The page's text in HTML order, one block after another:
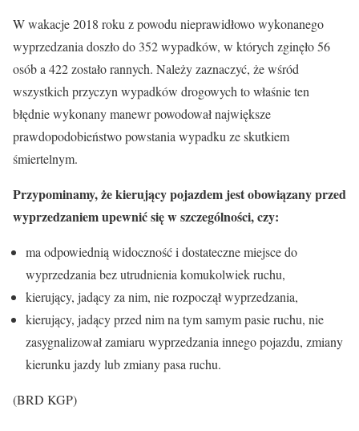
W wakacje 2018 roku z powodu nieprawidłowo wykonanego
wyprzedzania doszło do 352 wypadków, w których zginęło 56
osób a 422 zostało rannych. Należy zaznaczyć, że wśród
wszystkich przyczyn wypadków drogowych to właśnie ten
błędnie wykonany manewr powodował największe
prawdopodobieństwo powstania wypadku ze skutkiem
śmiertelnym.
Przypominamy, że kierujący pojazdem jest obowiązany przed
wyprzedzaniem upewnić się w szczególności, czy:
ma odpowiednią widoczność i dostateczne miejsce do
wyprzedzania bez utrudnienia komukolwiek ruchu,
kierujący, jadący za nim, nie rozpoczął wyprzedzania,
kierujący, jadący przed nim na tym samym pasie ruchu, nie
zasygnalizował zamiaru wyprzedzania innego pojazdu, zmiany
kierunku jazdy lub zmiany pasa ruchu.
(BRD KGP)